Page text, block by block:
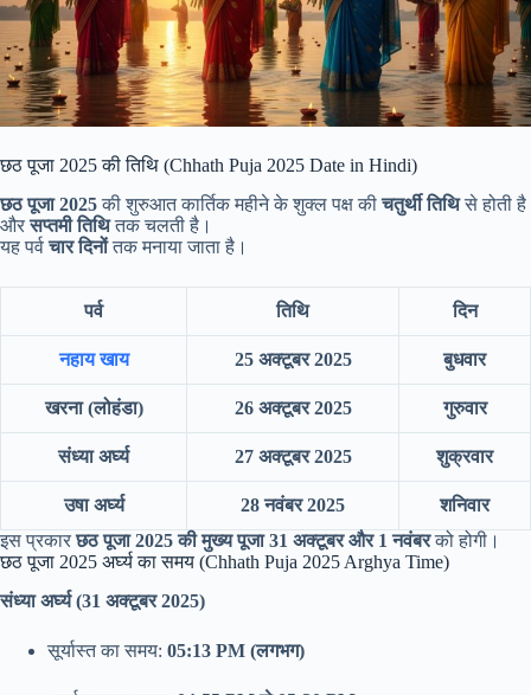
छठ पूजा 2025 की तिथि (Chhath Puja 2025 Date in Hindi)
छठ पूजा 2025की शुरुआत कार्तिक महीने के शुक्ल पक्ष कीचतुर्थी तिथिसे होती है
औरसप्तमी तिथितक चलती है।
यह पर्वचार दिनोंतक मनाया जाता है।
पर्व तिथि दिन
नहाय खाय 25 अक्टूबर 2025 बुधवार
खरना (लोहंडा) 26 अक्टूबर 2025 गुरुवार
संध्या अर्घ्य 27 अक्टूबर 2025 शुक्रवार
उषा अर्घ्य 28 नवंबर 2025
शनिवार
इस प्रकारछठ पूजा 2025 की मुख्य पूजा 31 अक्टूबर और 1 नवंबरको होगी।
छठ पूजा 2025 अर्घ्य का समय (Chhath Puja 2025 Arghya Time)
संध्या अर्घ्य (31 अक्टूबर 2025)
सूर्यास्त का समय: 05:13 PM (लगभग)